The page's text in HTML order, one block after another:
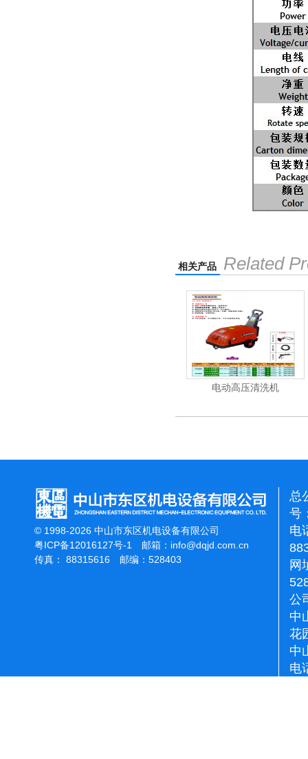
相关产品 Related
电动高压清洗机
© 1998-2026 中山市东区机电设备有限公司
粤ICP备12016127号-1
邮箱： info@dqjd.com.cn
传真： 88315616 邮编：528403
总
号
电
网
公
中
花
中
电